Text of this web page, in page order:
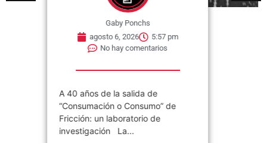
Gaby Ponchs
agosto 6, 2026
5:57 pm
No hay comentarios
A 40 años de la salida de
“Consumación o Consumo” de
Fricción: un laboratorio de
investigación La...